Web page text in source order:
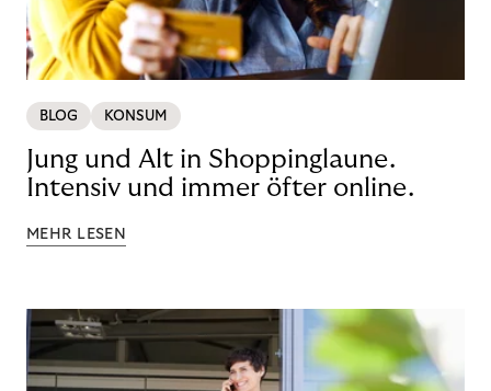
BLOG KONSUM
Jung und Alt in Shoppinglaune.
Intensiv und immer öfter online.
MEHR LESEN